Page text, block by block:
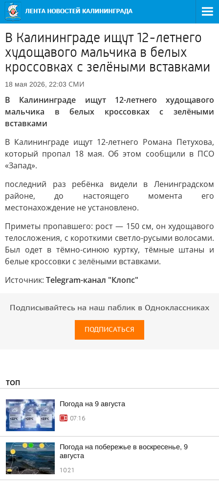
В Калининграде ищут 12-летнего
худощавого мальчика в белых
кроссовках с зелёными вставками
18 мая 2026, 22:03 СМИ
В Калининграде ищут 12-летнего худощавого
мальчика в белых кроссовках с зелёными
вставками
В Калининграде ищут 12-летнего Романа Петухова,
который пропал 18 мая. Об этом сообщили в ПСО
«Запад».
последний раз ребёнка видели в Ленинградском
районе, до настоящего момента его
местонахождение не установлено.
Приметы пропавшего: рост — 150 см, он худощавого
телосложения, с короткими светло-русыми волосами.
Был одет в тёмно-синюю куртку, тёмные штаны и
белые кроссовки с зелёными вставками.
Источник: Telegram-канал "Клопс"
Подписывайтесь на наш паблик в Одноклассниках
ПОДПИСАТЬСЯ
ТОП
Погода на 9 августа
07:16
Погода на побережье в воскресенье, 9
августа
10:21